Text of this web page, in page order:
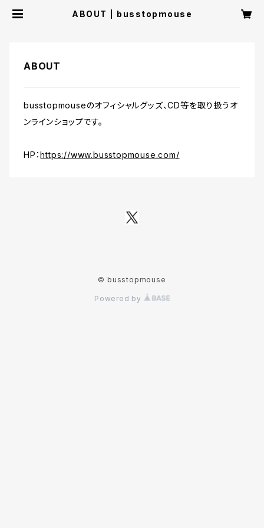
ABOUT | busstopmouse
ABOUT
busstopmouseのオフィシャルグッズ、CD等を取り扱うオ
ンラインショップです。
HP：https://www.busstopmouse.com/
© busstopmouse
Powered by